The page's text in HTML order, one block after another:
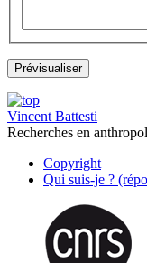
Vincent Battesti
Recherches en
Copyright
Qui suis-je ?